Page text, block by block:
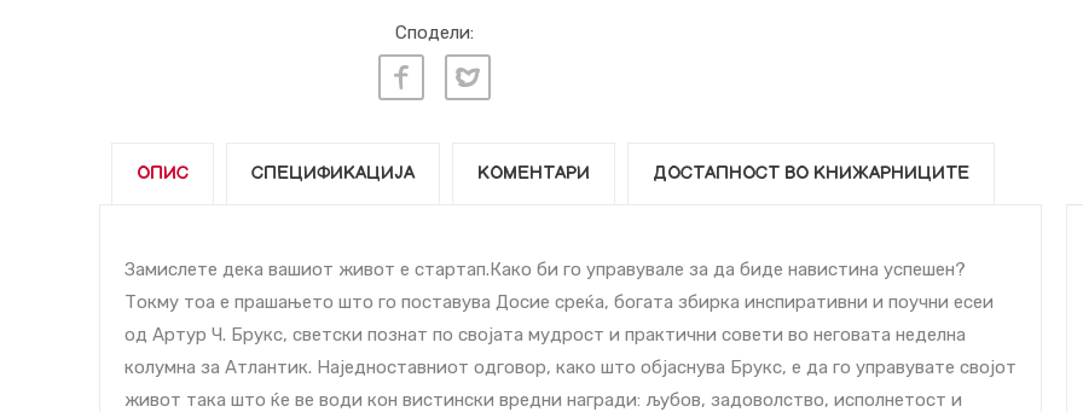
Сподели:
ОПИС СПЕЦИФИКАЦИЈА КОМЕНТАРИ ДОСТАПНОСТ ВО КНИЖАРНИЦИТЕ
Замислете дека вашиот живот е стартап.Како би го управувале за да биде навистина успешен?
Токму тоа е прашањето што го поставува Досие среќа, богата збирка инспиративни и поучни есеи
од Артур Ч. Брукс, светски познат по својата мудрост и практични совети во неговата неделна
колумна за Атлантик. Наједноставниот одговор, како што објаснува Брукс, е да го управувате својот
живот така што ќе ве води кон вистински вредни награди: љубов, задоволство, исполнетост и